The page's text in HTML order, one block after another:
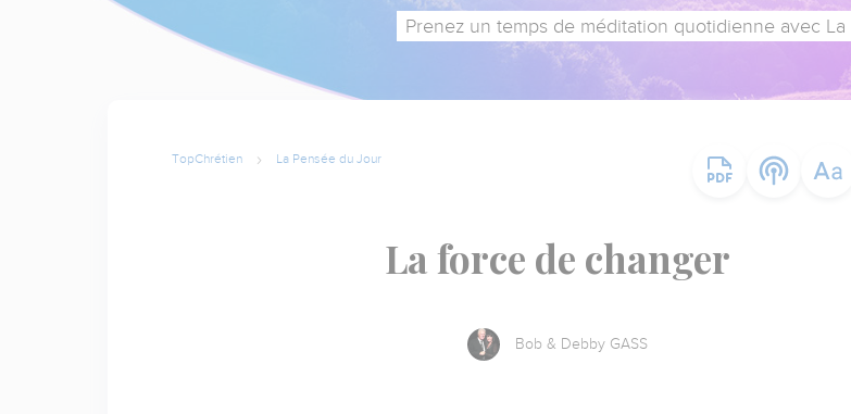
Prenez un temps de méditation quotidienne avec La
TopChrétien La Pensée du Jour
La force de changer
Bob & Debby GASS